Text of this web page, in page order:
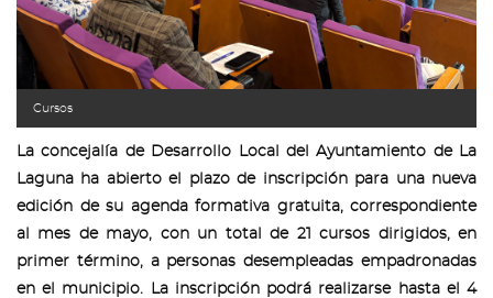
Cursos
La concejalía de Desarrollo Local del Ayuntamiento de La
Laguna ha abierto el plazo de inscripción para una nueva
edición de su agenda formativa gratuita, correspondiente
al mes de mayo, con un total de 21 cursos dirigidos, en
primer término, a personas desempleadas empadronadas
en el municipio. La inscripción podrá realizarse hasta el 4